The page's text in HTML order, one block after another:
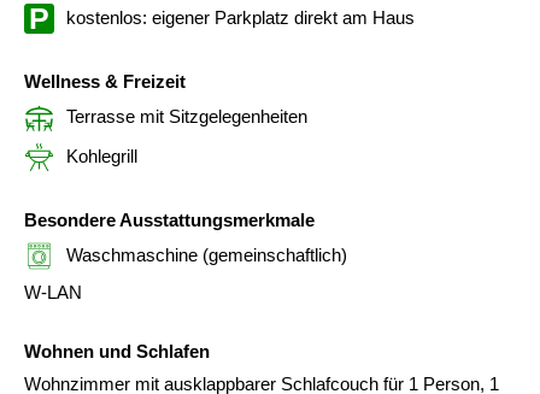
kostenlos: eigener Parkplatz direkt am Haus
Wellness & Freizeit
Terrasse mit Sitzgelegenheiten
Kohlegrill
Besondere Ausstattungsmerkmale
Waschmaschine (gemeinschaftlich)
W-LAN
Wohnen und Schlafen
Wohnzimmer mit ausklappbarer Schlafcouch für 1 Person, 1